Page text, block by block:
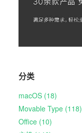
分类
macOS (18)
Movable Type (118)
Office (10)